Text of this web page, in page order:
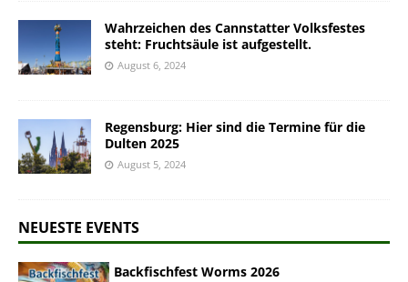
Wahrzeichen des Cannstatter Volksfestes
steht: Fruchtsäule ist aufgestellt.
August 6, 2024
Regensburg: Hier sind die Termine für die
Dulten 2025
August 5, 2024
NEUESTE EVENTS
Backfischfest Worms 2026